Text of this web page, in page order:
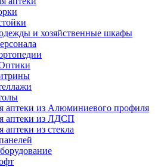
и хозяйственные шкафы
аптеки из Алюминиевого профиля
аптеки из ЛДСП
из стекла